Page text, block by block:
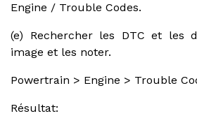
Engine / Trouble Codes.
(e) Rechercher les DTC et les
image et les noter.
Powertrain > Engine > Trouble
Résultat: